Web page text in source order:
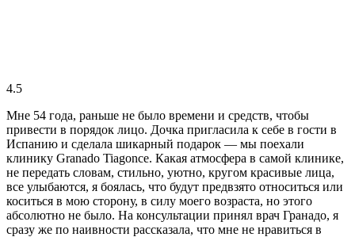
4.5
Мне 54 года, раньше не было времени и средств, чтобы
привести в порядок лицо. Дочка пригласила к себе в гости в
Испанию и сделала шикарный подарок — мы поехали
клинику Granado Tiagonce. Какая атмосфера в самой клинике,
не передать словам, стильно, уютно, кругом красивые лица,
все улыбаются, я боялась, что будут предвзято относиться или
коситься в мою сторону, в силу моего возраста, но этого
абсолютно не было. На консультации принял врач Гранадо, я
сразу же по наивности рассказала, что мне не нравиться в